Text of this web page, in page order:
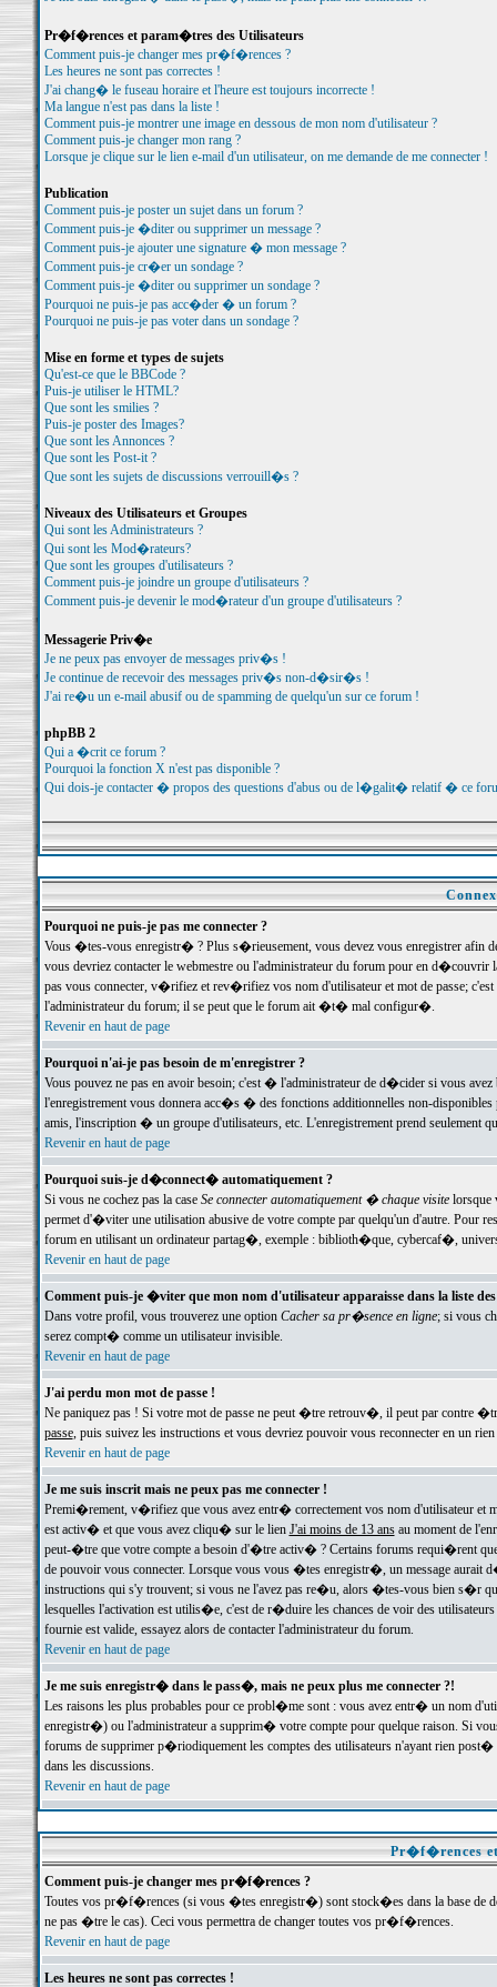
Pr�f�rences et param�tres des Utilisateurs
Comment puis-je changer mes pr�f�rences ?
Les heures ne sont pas correctes !
J'ai chang� le fuseau horaire et l'heure est toujours incorrecte !
Ma langue n'est pas dans la liste !
Comment puis-je montrer une image en dessous de mon nom d'utilisateur ?
Comment puis-je changer mon rang ?
Lorsque je clique sur le lien e-mail d'un utilisateur, on me demande de me connecter !
Publication
Comment puis-je poster un sujet dans un forum ?
Comment puis-je �diter ou supprimer un message ?
Comment puis-je ajouter une signature � mon message ?
Comment puis-je cr�er un sondage ?
Comment puis-je �diter ou supprimer un sondage ?
Pourquoi ne puis-je pas acc�der � un forum ?
Pourquoi ne puis-je pas voter dans un sondage ?
Mise en forme et types de sujets
Qu'est-ce que le BBCode ?
Puis-je utiliser le HTML?
Que sont les smilies ?
Puis-je poster des Images?
Que sont les Annonces ?
Que sont les Post-it ?
Que sont les sujets de discussions verrouill�s ?
Niveaux des Utilisateurs et Groupes
Qui sont les Administrateurs ?
Qui sont les Mod�rateurs?
Que sont les groupes d'utilisateurs ?
Comment puis-je joindre un groupe d'utilisateurs ?
Comment puis-je devenir le mod�rateur d'un groupe d'utilisateurs ?
Messagerie Priv�e
Je ne peux pas envoyer de messages priv�s !
Je continue de recevoir des messages priv�s non-d�sir�s !
J'ai re�u un e-mail abusif ou de spamming de quelqu'un sur ce forum !
phpBB 2
Qui a �crit ce forum ?
Pourquoi la fonction X n'est pas disponible ?
Qui dois-je contacter � propos des questions d'abus ou de l�galit� relatif � ce
Pourquoi ne puis-je pas me connecter ?
Vous �tes-vous enregistr� ? Plus s�rieusement, vous devez vous enregistrer
vous devriez contacter le webmestre ou l'administrateur du forum pour en
pas vous connecter, v�rifiez et rev�rifiez vos nom d'utilisateur et mot de passe;
l'administrateur du forum; il se peut que le forum ait �t� mal configur�.
Revenir en haut de page
Pourquoi n'ai-je pas besoin de m'enregistrer ?
Vous pouvez ne pas en avoir besoin; c'est � l'administrateur de d�cider si vous
l'enregistrement vous donnera acc�s � des fonctions additionnelles non-
amis, l'inscription � un groupe d'utilisateurs, etc. L'enregistrement prend seulement
Revenir en haut de page
Pourquoi suis-je d�connect� automatiquement ?
Si vous ne cochez pas la case Se connecter automatiquement � chaque visitelorsque
permet d'�viter une utilisation abusive de votre compte par quelqu'un d'autre. Pour
forum en utilisant un ordinateur partag�, exemple : biblioth�que, cybercaf�,
Revenir en haut de page
Comment puis-je �viter que mon nom d'utilisateur apparaisse dans la liste
Dans votre profil, vous trouverez une option Cacher sa pr�sence en ligne; si vous
serez compt� comme un utilisateur invisible.
Revenir en haut de page
J'ai perdu mon mot de passe !
Ne paniquez pas ! Si votre mot de passe ne peut �tre retrouv�, il peut par contre
passe, puis suivez les instructions et vous devriez pouvoir vous reconnecter en un rien
Revenir en haut de page
Je me suis inscrit mais ne peux pas me connecter !
Premi�rement, v�rifiez que vous avez entr� correctement vos nom d'utilisateur
est activ� et que vous avez cliqu� sur le lien J'ai moins de 13 ansau moment de
peut-�tre que votre compte a besoin d'�tre activ� ? Certains forums requi�rent
de pouvoir vous connecter. Lorsque vous vous �tes enregistr�, un message aurait
instructions qui s'y trouvent; si vous ne l'avez pas re�u, alors �tes-vous bien s�r
lesquelles l'activation est utilis�e, c'est de r�duire les chances de voir des
fournie est valide, essayez alors de contacter l'administrateur du forum.
Revenir en haut de page
Je me suis enregistr� dans le pass�, mais ne peux plus me connecter ?!
Les raisons les plus probables pour ce probl�me sont : vous avez entr� un nom
enregistr�) ou l'administrateur a supprim� votre compte pour quelque raison. Si
forums de supprimer p�riodiquement les comptes des utilisateurs n'ayant rien
dans les discussions.
Revenir en haut de page
Pr�f�rences
Comment puis-je changer mes pr�f�rences ?
Toutes vos pr�f�rences (si vous �tes enregistr�) sont stock�es dans la base de
ne pas �tre le cas). Ceci vous permettra de changer toutes vos pr�f�rences.
Revenir en haut de page
Les heures ne sont pas correctes !